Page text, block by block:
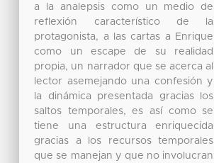
a la analepsis como un medio de
reflexión característico de la
protagonista, a las cartas a Enrique
como un escape de su realidad
propia, un narrador que se acerca al
lector asemejando una confesión y
la dinámica presentada gracias los
saltos temporales, es así como se
tiene una estructura enriquecida
gracias a los recursos temporales
que se manejan y que no involucran